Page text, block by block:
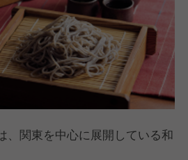
、関東を中心に展開している和